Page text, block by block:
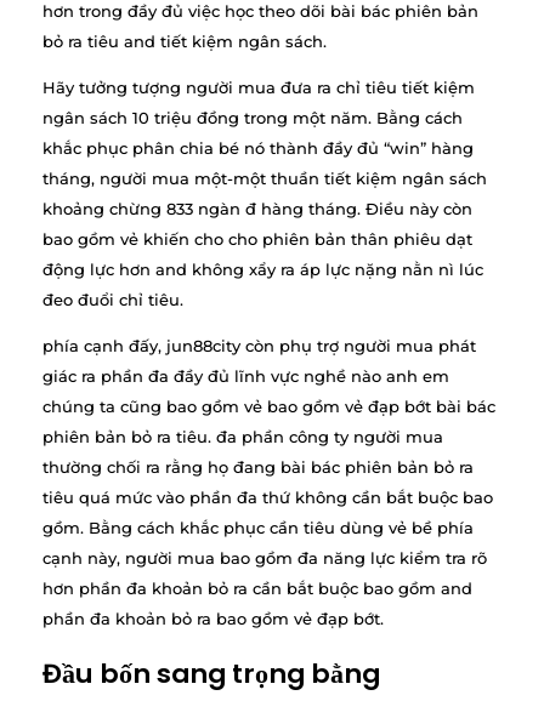
hơn trong đầy đủ việc học theo dõi bài bác phiên bản
bỏ ra tiêu and tiết kiệm ngân sách.
Hãy tưởng tượng người mua đưa ra chỉ tiêu tiết kiệm
ngân sách 10 triệu đồng trong một năm. Bằng cách
khắc phục phân chia bé nó thành đầy đủ “win” hàng
tháng, người mua một-một thuần tiết kiệm ngân sách
khoảng chừng 833 ngàn đ hàng tháng. Điều này còn
bao gồm vẻ khiến cho cho phiên bản thân phiêu dạt
động lực hơn and không xẩy ra áp lực nặng nằn nì lúc
đeo đuổi chỉ tiêu.
phía cạnh đấy, jun88city còn phụ trợ người mua phát
giác ra phần đa đầy đủ lĩnh vực nghề nào anh em
chúng ta cũng bao gồm vẻ bao gồm vẻ đạp bớt bài bác
phiên bản bỏ ra tiêu. đa phần công ty người mua
thường chối ra rằng họ đang bài bác phiên bản bỏ ra
tiêu quá mức vào phần đa thứ không cần bắt buộc bao
gồm. Bằng cách khắc phục cần tiêu dùng vẻ bề phía
cạnh này, người mua bao gồm đa năng lực kiểm tra rõ
hơn phần đa khoản bỏ ra cần bắt buộc bao gồm and
phần đa khoản bỏ ra bao gồm vẻ đạp bớt.
Đầu bốn sang trọng bằng